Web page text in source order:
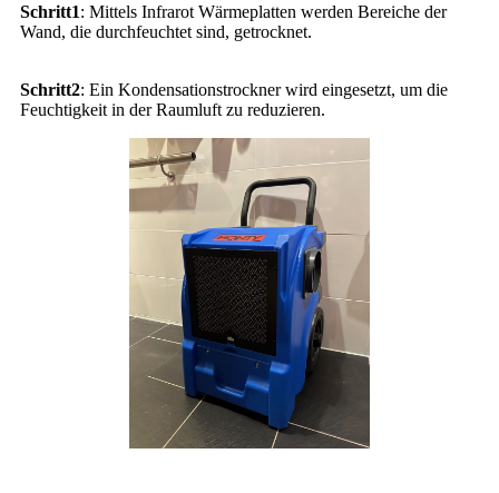
Schritt1: Mittels Infrarot Wärmeplatten werden Bereiche der
Wand, die durchfeuchtet sind, getrocknet.
Schritt2: Ein Kondensationstrockner wird eingesetzt, um die
Feuchtigkeit in der Raumluft zu reduzieren.